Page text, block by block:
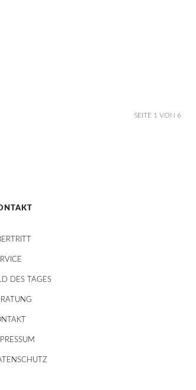
SEITE 1 VON 6
DES TAGES